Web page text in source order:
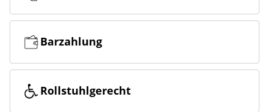
Barzahlung
Rollstuhlgerecht